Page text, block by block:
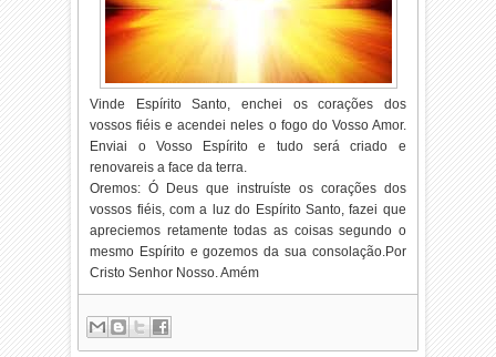
Vinde Espírito Santo, enchei os corações dos
vossos fiéis e acendei neles o fogo do Vosso Amor.
Enviai o Vosso Espírito e tudo será criado e
renovareis a face da terra.
Oremos: Ó Deus que instruíste os corações dos
vossos fiéis, com a luz do Espírito Santo, fazei que
apreciemos retamente todas as coisas segundo o
mesmo Espírito e gozemos da sua consolação.Por
Cristo Senhor Nosso. Amém